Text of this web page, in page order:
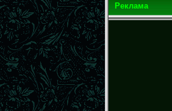
Реклама